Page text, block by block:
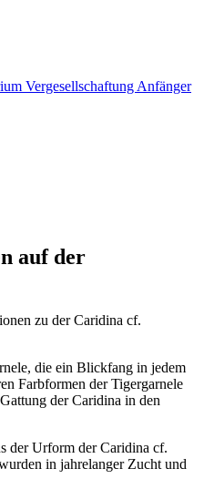
Vergesellschaftung Anfänger
auf der
zu der Caridina cf.
die ein Blickfang in jedem
Farbformen der Tigergarnele
der Caridina in den
der Urform der Caridina cf.
in jahrelanger Zucht und